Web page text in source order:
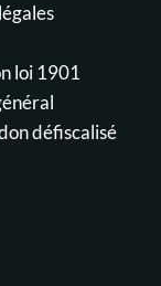
loi 1901
défiscalisé